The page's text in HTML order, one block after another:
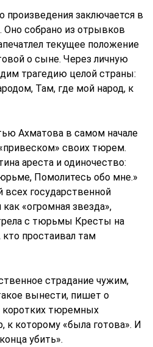
произведения заключается в
Оно собрано из отрывков
текущее положение
о сыне. Через личную
трагедию целой страны:
Там, где мой народ, к
Ахматова в самом начале
своих тюрем.
ареста и одиночество:
Помолитесь обо мне.»
государственной
«огромная звезда»,
с тюрьмы Кресты на
кто простаивал там
страдание чужим,
вынести, пишет о
коротких тюремных
к которому «была готова». И
убить».